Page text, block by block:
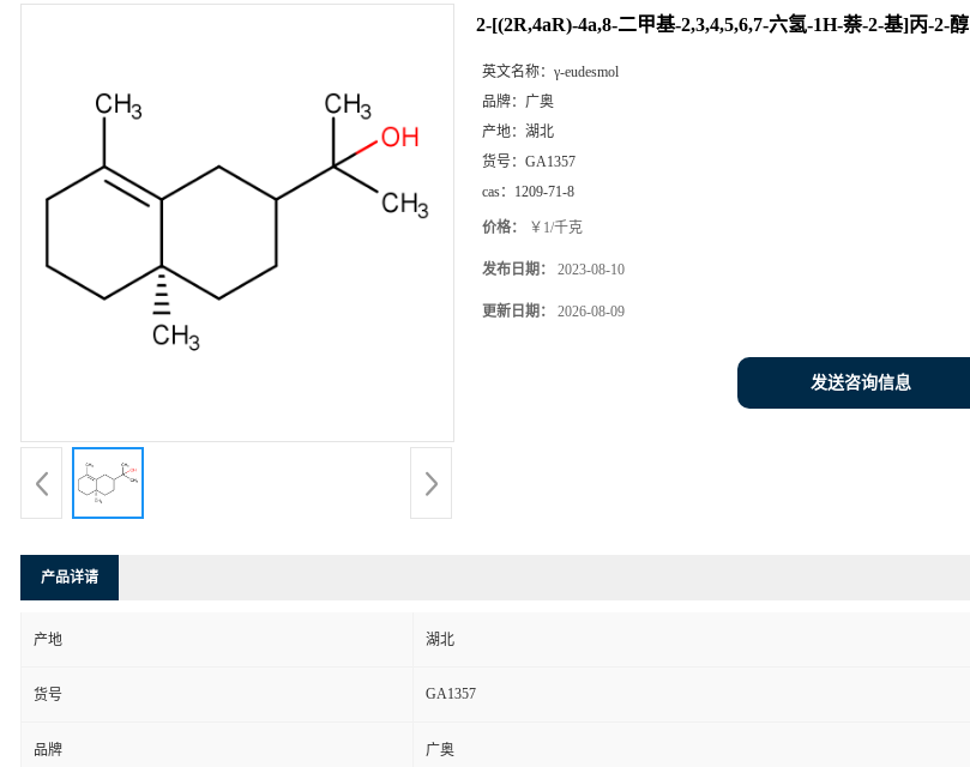
2-[(2R,4aR)-4a,8-二甲基-2,3,4,5,6,7-六氢-1H-萘-2-基]丙-2-醇
英文名称： γ-eudesmol
品牌： 广奥
产地： 湖北
货号： GA1357
cas： 1209-71-8
价格： ￥1/千克
发布日期： 2023-08-10
更新日期： 2026-08-09
发送咨询信息
产品详请
产地 湖北
货号 GA1357
品牌 广奥